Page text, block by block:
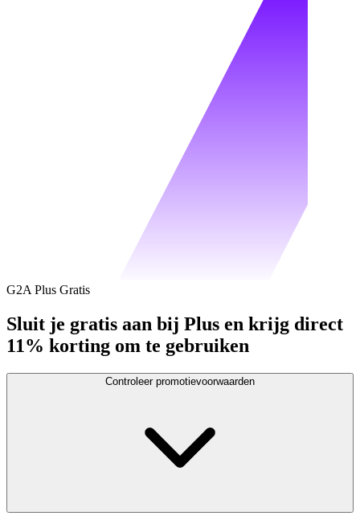
G2A Plus Gratis
Sluit je gratis aan bij Plus en krijg direct
11% korting om te gebruiken
Controleer promotievoorwaarden